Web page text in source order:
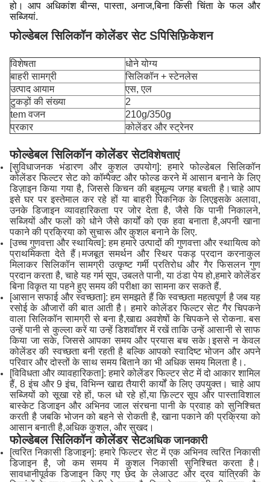
हो। आप अधिकांश बीन्स, पास्ता, अनाज,बिना किसी चिंता के फल और
सब्जियां.
फोल्डेबल सिलिकॉन कोलेंडर सेट Sपिसिफ़िकेशन
विशेषता
धोने योग्य
बाहरी सामग्री
सिलिकॉन + स्टेनलेस
उत्पाद आयाम
एस, एल
टुकड़ों की संख्या
2
tem वजन
210g/350g
प्रकार
कोलेंडर और स्ट्रेनर
फोल्डेबल सिलिकॉन कोलेंडर सेटविशेषताएं
[सुविधाजनक भंडारण और कुशल उपयोग]: हमारे फोल्डेबल सिलिकॉन
कोलेंडर फिल्टर सेट को कॉम्पैक्ट और फोल्ड करने में आसान बनाने के लिए
डिज़ाइन किया गया है, जिससे किचन की बहुमूल्य जगह बचती है।चाहे आप
इसे घर पर इस्तेमाल कर रहे हों या बाहरी पिकनिक के लिएइसके अलावा,
उनके डिजाइन व्यावहारिकता पर जोर देता है, जैसे कि पानी निकालने,
सब्जियों और फलों को धोने जैसे कार्यों को एक हवा बनाता है,अपनी खाना
पकाने की प्रक्रिया को सुचारू और कुशल बनाने के लिए.
[उच्च गुणवत्ता और स्थायित्व]: हम हमारे उत्पादों की गुणवत्ता और स्थायित्व को
प्राथमिकता देते हैं।मजबूत समर्थन और स्थिर पकड़ प्रदान करनाकुल
मिलाकर सिलिकॉन सामग्री उत्कृष्ट गर्मी प्रतिरोध और गैर फिसलन गुण
प्रदान करता है, चाहे यह गर्म सूप, उबलते पानी, या ठंडा पेय हो,हमारे कोलेंडर
बिना विकृत या पहने हुए समय की परीक्षा का सामना कर सकते हैं.
[आसान सफाई और स्वच्छता]: हम समझते हैं कि स्वच्छता महत्वपूर्ण है जब यह
रसोई के औजारों की बात आती है। हमारे कोलेंडर फिल्टर सेट गैर चिपकने
वाला सिलिकॉन सामग्री से बना है,खाद्य अवशेषों के चिपकने से रोकना. बस
उन्हें पानी से कुल्ला करें या उन्हें डिशवॉशर में रखें ताकि उन्हें आसानी से साफ
किया जा सके, जिससे आपका समय और प्रयास बच सके।इससे न केवल
कोलेंडर की स्वच्छता बनी रहती है बल्कि आपको स्वादिष्ट भोजन और अपने
परिवार और दोस्तों के साथ समय बिताने का भी अधिक समय मिलता है।.
[विविधता और व्यावहारिकता]: हमारे कोलेंडर फिल्टर सेट में दो आकार शामिल
हैं, 8 इंच और 9 इंच, विभिन्न खाद्य तैयारी कार्यों के लिए उपयुक्त। चाहे आप
सब्जियों को सूखा रहे हों, फल धो रहे हों,या फ़िल्टर सूप और पास्ताविशाल
बास्केट डिजाइन और अभिनव जाल संरचना पानी के प्रवाह को सुनिश्चित
करती है जबकि भोजन को बहने से रोकती है, खाना पकाने की प्रक्रिया को
आसान बनाती है,अधिक कुशल, और सुखद।
फोल्डेबल सिलिकॉन कोलेंडर सेटअधिक जानकारी
[त्वरित निकासी डिजाइन]: हमारे फिल्टर सेट में एक अभिनव त्वरित निकासी
डिजाइन है, जो कम समय में कुशल निकासी सुनिश्चित करता है।
सावधानीपूर्वक डिजाइन किए गए छेद के लेआउट और द्रव यांत्रिकी के